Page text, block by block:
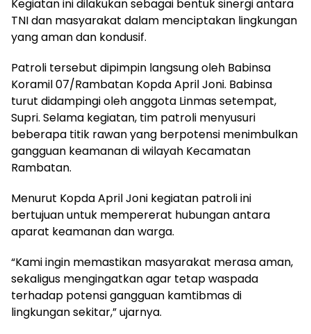
Kegiatan ini dilakukan sebagai bentuk sinergi antara
TNI dan masyarakat dalam menciptakan lingkungan
yang aman dan kondusif.
Patroli tersebut dipimpin langsung oleh Babinsa
Koramil 07/Rambatan Kopda April Joni. Babinsa
turut didampingi oleh anggota Linmas setempat,
Supri. Selama kegiatan, tim patroli menyusuri
beberapa titik rawan yang berpotensi menimbulkan
gangguan keamanan di wilayah Kecamatan
Rambatan.
Menurut Kopda April Joni kegiatan patroli ini
bertujuan untuk mempererat hubungan antara
aparat keamanan dan warga.
“Kami ingin memastikan masyarakat merasa aman,
sekaligus mengingatkan agar tetap waspada
terhadap potensi gangguan kamtibmas di
lingkungan sekitar,” ujarnya.